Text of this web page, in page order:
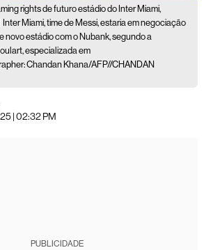
rights de futuro estádio do Inter Miami,
Inter Miami, time de Messi, estaria em negociação
novo estádio com o Nubank, segundo a
especializada em
Chandan Khana/AFP//CHANDAN
| 02:32 PM
PUBLICIDADE